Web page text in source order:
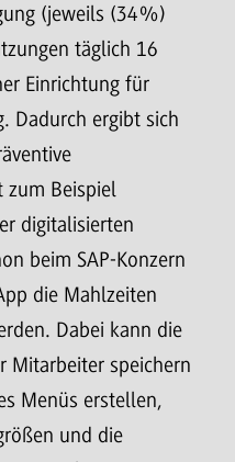
(jeweils (34%)
täglich 16
Einrichtung für
Dadurch ergibt sich
zum Beispiel
digitalisierten
beim SAP-Konzern
die Mahlzeiten
Dabei kann die
Mitarbeiter speichern
Menüs erstellen,
und die